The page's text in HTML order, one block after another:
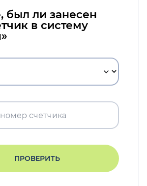
был ли занесен
в систему
ПРОВЕРИТЬ